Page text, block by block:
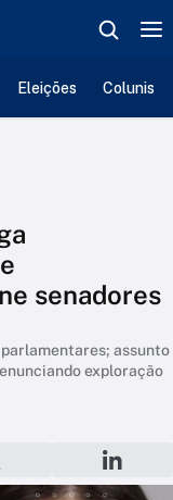
Eleições
senadores
assunto
exploração